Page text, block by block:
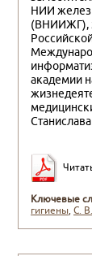
НИИ
(ВНИИЖГ),
академии
Ключевые
гигиены,С.